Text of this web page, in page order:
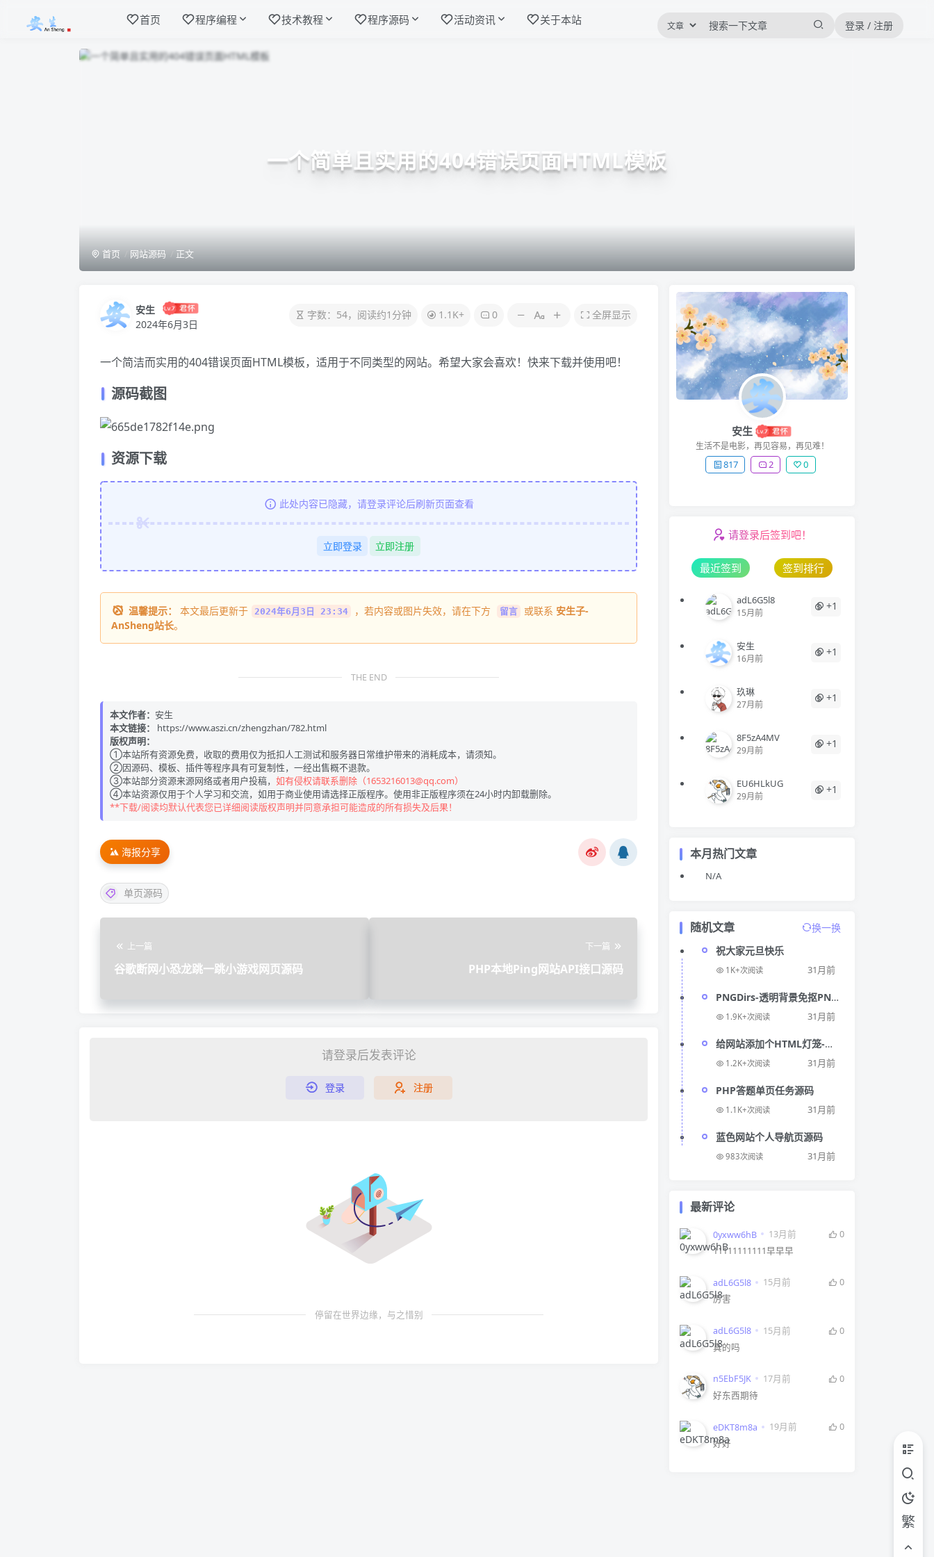
首页 程序编程 技术教程 程序源码 活动资讯 关于本站 登录 / 注册
一个简单且实用的404错误页面HTML模板
首页 网站源码 正文
安生
2024年6月3日
字数：54，阅读约1分钟 1.1K+ 0 全屏显示
一个简洁而实用的404错误页面HTML模板，适用于不同类型的网站。希望大家会喜欢！快来下载并使用吧！
源码截图
资源下载
此处内容已隐藏，请登录评论后刷新页面查看
立即登录 立即注册
温馨提示： 本文最后更新于 2024年6月3日 23:34 ，若内容或图片失效，请在下方 留言 或联系 安生子-
AnSheng站长。
THE END
本文作者： 安生
本文链接：
https://www.aszi.cn/zhengzhan/782.html
版权声明：
①本站所有资源免费，收取的费用仅为抵扣人工测试和服务器日常维护带来的消耗成本，请须知。
②因源码、模板、插件等程序具有可复制性，一经出售概不退款。
③本站部分资源来源网络或者用户投稿， 如有侵权请联系删除（1653216013@qq.com）
④本站资源仅用于个人学习和交流，如用于商业使用请选择正版程序。使用非正版程序须在24小时内卸载删除。
**下载/阅读均默认代表您已详细阅读版权声明并同意承担可能造成的所有损失及后果！
海报分享
单页源码
上一篇
谷歌断网小恐龙跳一跳小游戏网页源码
下一篇
PHP本地Ping网站API接口源码
请登录后发表评论
登录 注册
停留在世界边缘，与之惜别
安生
生活不是电影，再见容易，再见难！
817 2 0
请登录后签到吧！
最近签到 签到排行
adL6G5l8
15月前
+1
安生
16月前
+1
玖琳
27月前
+1
8F5zA4MV
29月前
+1
EU6HLkUG
29月前
+1
本月热门文章
N/A
随机文章
换一换
祝大家元旦快乐
1K+次阅读 31月前
PNGDirs-透明背景免抠PNG
图片素材免费下载网站
1.9K+次阅读 31月前
给网站添加个HTML灯笼-节
日灯笼代码
1.2K+次阅读 31月前
PHP答题单页任务源码
1.1K+次阅读 31月前
蓝色网站个人导航页源码
983次阅读 31月前
最新评论
0yxww6hB 13月前
0
11111111111早早早
adL6G5l8 15月前
0
厉害
adL6G5l8 15月前
0
真的吗
n5EbF5JK 17月前
0
好东西期待
eDKT8m8a 19月前
0
好好
繁